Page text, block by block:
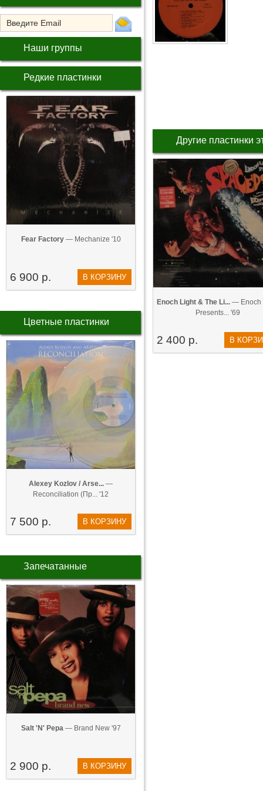
Наши группы
Редкие пластинки
Fear Factory— Mechanize '10
6 900 р. В КОРЗИНУ
Цветные пластинки
Alexey Kozlov / Arse... —
Reconciliation (Пр... '12
7 500 р. В КОРЗИНУ
Запечатанные
Salt 'N' Pepa— Brand New '97
2 900 р. В КОРЗИНУ
Другие пластинки
Enoch Light & The Li...— Enoch
Presents... '69
2 400 р. В